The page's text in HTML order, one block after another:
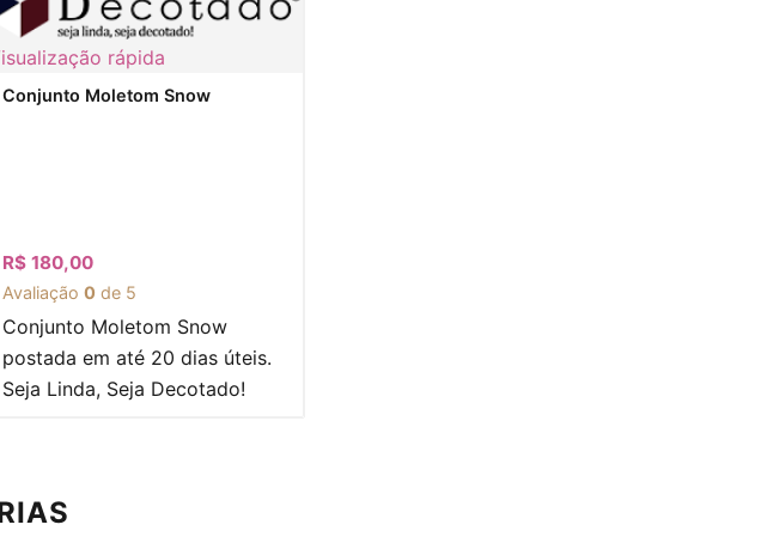
rápida
Conjunto Moletom Snow
R$ 180,00
Avaliação 0 de 5
Conjunto Moletom Snow
postada em até 20 dias úteis.
Seja Linda, Seja Decotado!